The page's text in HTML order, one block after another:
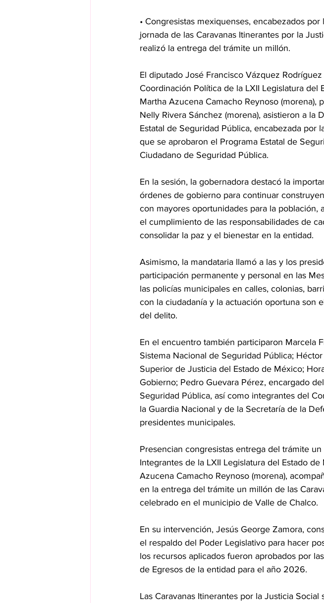
• ⁠Congresistas mexiquenses, encabezados
jornada de las Caravanas Itinerantes por la
realizó la entrega del trámite un millón.
El diputado José Francisco Vázquez
Coordinación Política de la LXII Legislatura del
Martha Azucena Camacho Reynoso
Nelly Rivera Sánchez (morena), asistieron a la
Estatal de Seguridad Pública, encabezada por
que se aprobaron el Programa Estatal de
Ciudadano de Seguridad Pública.
En la sesión, la gobernadora destacó la
órdenes de gobierno para continuar
con mayores oportunidades para la población,
el cumplimiento de las responsabilidades de
consolidar la paz y el bienestar en la entidad.
Asimismo, la mandataria llamó a las y los
participación permanente y personal en las
las policías municipales en calles, colonias,
con la ciudadanía y la actuación oportuna son
del delito.
En el encuentro también participaron Marcela
Sistema Nacional de Seguridad Pública;
Superior de Justicia del Estado de México;
Gobierno; Pedro Guevara Pérez, encargado
Seguridad Pública, así como integrantes del
la Guardia Nacional y de la Secretaría de la
presidentes municipales.
Presencian congresistas entrega del trámite
Integrantes de la LXII Legislatura del Estado
Azucena Camacho Reynoso (morena),
en la entrega del trámite un millón de las
celebrado en el municipio de Valle de Chalco.
En su intervención, Jesús George Zamora,
el respaldo del Poder Legislativo para hacer
los recursos aplicados fueron aprobados por
de Egresos de la entidad para el año 2026.
Las Caravanas Itinerantes por la Justicia